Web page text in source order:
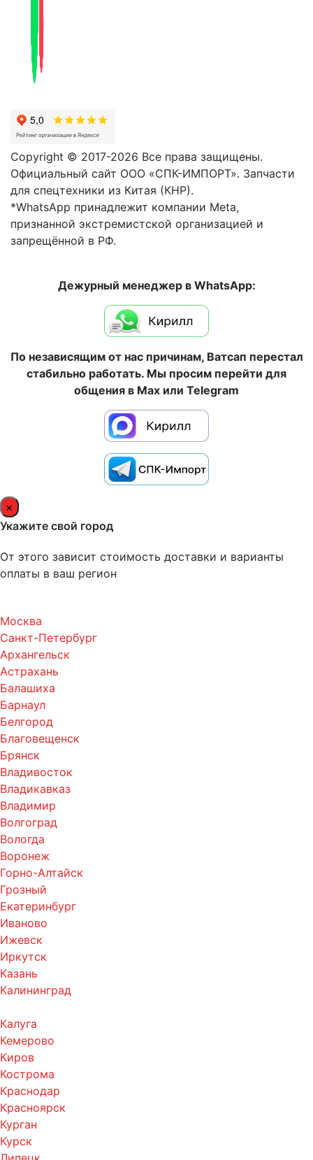
Copyright © 2017-2026 Все права защищены.
Официальный сайт ООО «СПК-ИМПОРТ». Запчасти
для спецтехники из Китая (КНР).
*WhatsApp принадлежит компании Meta,
признанной экстремистской организацией и
запрещённой в РФ.
Дежурный менеджер в WhatsApp:
По независящим от нас причинам, Ватсап перестал
стабильно работать. Мы просим перейти для
общения в Max или Telegram
×
Укажите свой город
От этого зависит стоимость доставки и варианты
оплаты в ваш регион
Москва
Санкт-Петербург
Архангельск
Астрахань
Балашиха
Барнаул
Белгород
Благовещенск
Брянск
Владивосток
Владикавказ
Владимир
Волгоград
Вологда
Воронеж
Горно-Алтайск
Грозный
Екатеринбург
Иваново
Ижевск
Иркутск
Казань
Калининград
Калуга
Кемерово
Киров
Кострома
Краснодар
Красноярск
Курган
Курск